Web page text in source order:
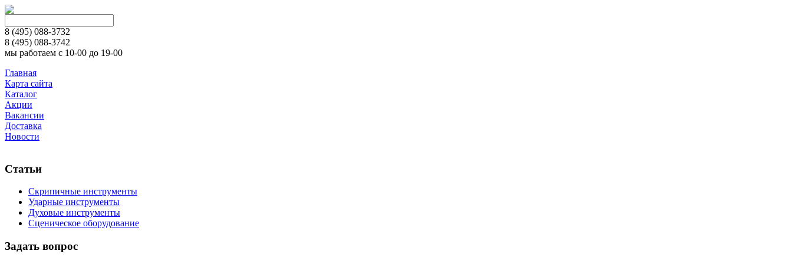
8 (495) 088-3732
8 (495) 088-3742
мы работаем с 10-00 до 19-00
Главная
Карта сайта
Каталог
Акции
Вакансии
Доставка
Новости
Статьи
Скрипичные инструменты
Ударные инструменты
Духовые инструменты
Сценическое оборудование
Задать вопрос